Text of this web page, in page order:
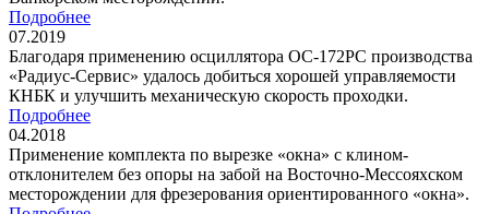
Подробнее
07.2019
Благодаря применению осциллятора ОС-172РС производства
«Радиус-Сервис» удалось добиться хорошей управляемости
КНБК и улучшить механическую скорость проходки.
Подробнее
04.2018
Применение комплекта по вырезке «окна» с клином-
отклонителем без опоры на забой на Восточно-Мессояхском
месторождении для фрезерования ориентированного «окна».